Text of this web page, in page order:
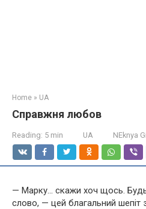
Home » UA
Справжня любов
Reading: 5 min UA NEknya
— Марку… скажи хоч щось.
слово, — цей благальний шепіт